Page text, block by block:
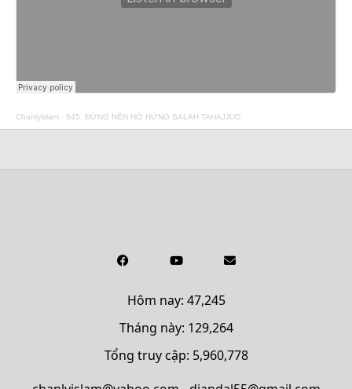
Chanlyislam · 645. ĐỪNG NÊN HỜ HỬNG SALAH TAHAJJUD
Hôm nay: 47,245
Tháng này: 129,264
Tổng truy cập: 5,960,778